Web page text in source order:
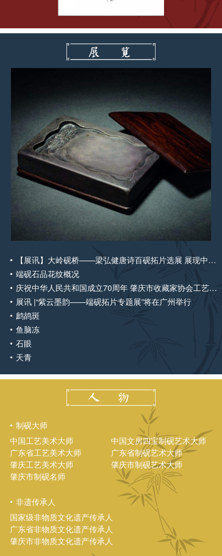
【展讯】大岭砚桥——梁弘健唐诗百砚拓片选展 展现中国传统文化的独特魅力
端砚石品花纹概况
庆祝中华人民共和国成立70周年 肇庆市收藏家协会工艺美术藏品展
展讯 |“紫云墨韵——端砚拓片专题展”将在广州举行
鹧鸪斑
鱼脑冻
石眼
天青
制砚大师
中国工艺美术大师
中国文房四宝制砚艺术大师
广东省工艺美术大师
广东省制砚艺术大师
肇庆工艺美术大师
肇庆市制砚艺术大师
肇庆市制砚名师
非遗传承人
国家级非物质文化遗产传承人
广东省非物质文化遗产传承人
肇庆市非物质文化遗产传承人